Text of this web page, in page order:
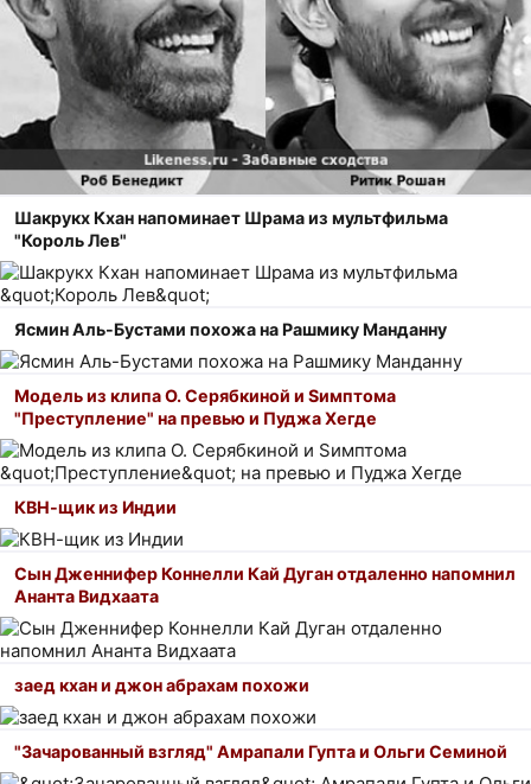
Шакрукх Кхан напоминает Шрама из мультфильма
"Король Лев"
Ясмин Аль-Бустами похожа на Рашмику Манданну
Модель из клипа О. Серябкиной и Sимптома
"Преступление" на превью и Пуджа Хегде
КВН-щик из Индии
Сын Дженнифер Коннелли Кай Дуган отдаленно напомнил
Ананта Видхаата
заед кхан и джон абрахам похожи
"Зачарованный взгляд" Амрапали Гупта и Ольги Семиной